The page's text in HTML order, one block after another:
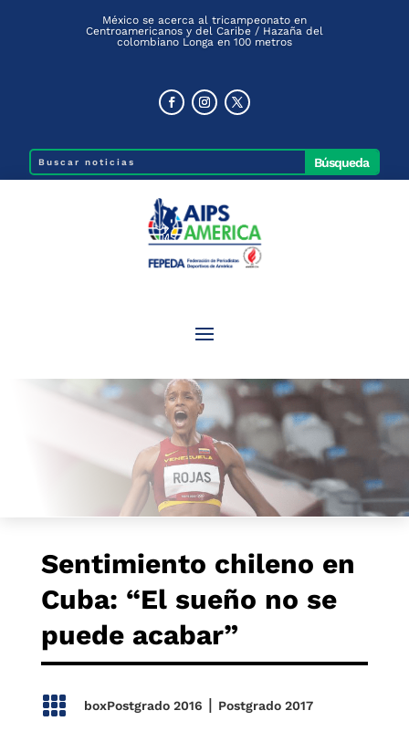
México se acerca al tricampeonato en
Centroamericanos y del Caribe / Hazaña del
colombiano Longa en 100 metros
Sentimiento chileno en
Cuba: “El sueño no se
puede acabar”
 boxPostgrado 2016 | Postgrado 2017